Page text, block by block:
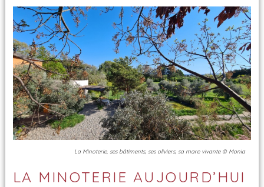
La Minoterie, ses bâtiments, ses oliviers, sa mare vivante © Monia
LA MINOTERIE AUJOURD’HUI